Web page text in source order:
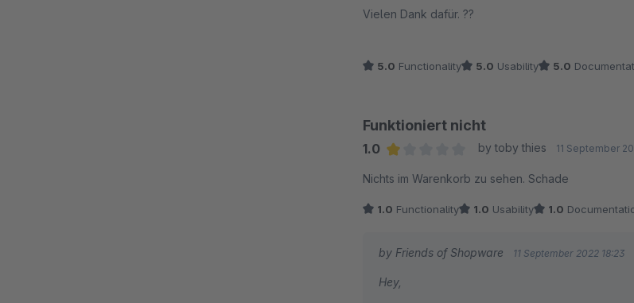
Vielen Dank dafür. ??
5.0 Functionality 5.0 Usability 5.0
Funktioniert nicht
1.0
by toby thies 11 September
Nichts im Warenkorb zu sehen. Schade
1.0 Functionality 1.0 Usability 1.0
by Friends of Shopware 11 September 2022 18:23
Hey,